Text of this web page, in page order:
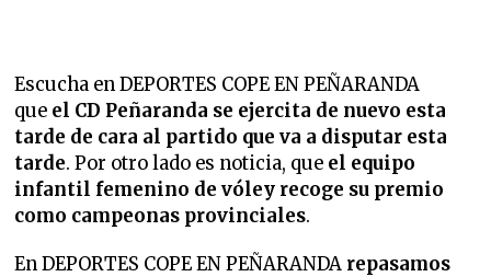
Escucha en DEPORTES COPE EN PEÑARANDA
que el CD Peñaranda se ejercita de nuevo esta
tarde de cara al partido que va a disputar esta
tarde. Por otro lado es noticia, que el equipo
infantil femenino de vóley recoge su premio
como campeonas provinciales.
En DEPORTES COPE EN PEÑARANDA repasamos